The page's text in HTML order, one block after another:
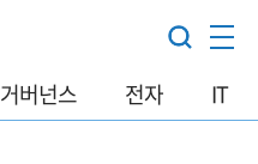
거버넌스 전자 IT